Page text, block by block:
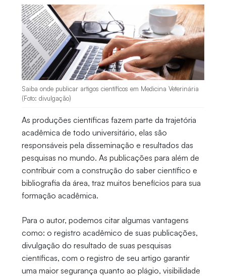
Saiba onde publicar artigos científicos em Medicina Veterinária
(Foto: divulgação)
As produções científicas fazem parte da trajetória
acadêmica de todo universitário, elas são
responsáveis pela disseminação e resultados das
pesquisas no mundo. As publicações para além de
contribuir com a construção do saber científico e
bibliografia da área, traz muitos benefícios para sua
formação acadêmica.
Para o autor, podemos citar algumas vantagens
como: o registro acadêmico de suas publicações,
divulgação do resultado de suas pesquisas
científicas, com o registro de seu artigo garantir
uma maior segurança quanto ao plágio, visibilidade